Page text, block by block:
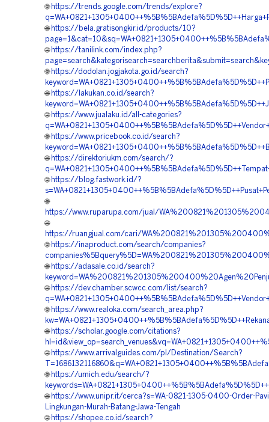
🌐 https://trends.google.com/trends/explore?
🌐 https://bela.gratisongkir.id/products/10?
🌐 https://tanilink.com/index.php?
🌐 https://dodolan.jogjakota.go.id/search?
🌐 https://lakukan.co.id/search?
🌐 https://www.jualaku.id/all-categories?
🌐 https://www.pricebook.co.id/search?
🌐 https://direktoriukm.com/search/?
🌐 https://blog.fastwork.id/?
🌐
https://www.ruparupa.com/jual/
🌐
https://ruangjual.com/cari/
🌐 https://inaproduct.com/search/companies?
🌐 https://adasale.co.id/search?
🌐 https://dev.chamber.scwcc.com/list/search?
🌐 https://www.realoka.com/search_area.php?
🌐 https://scholar.google.com/citations?
🌐 https://www.arrivalguides.com/pl/Destination/Search?
🌐 https://umich.edu/search/?
🌐 https://www.unipr.it/cerca?s=WA-0821-1305-0400-Order-
Lingkungan-Murah-Batang-Jawa-Tengah
🌐 https://shopee.co.id/search?